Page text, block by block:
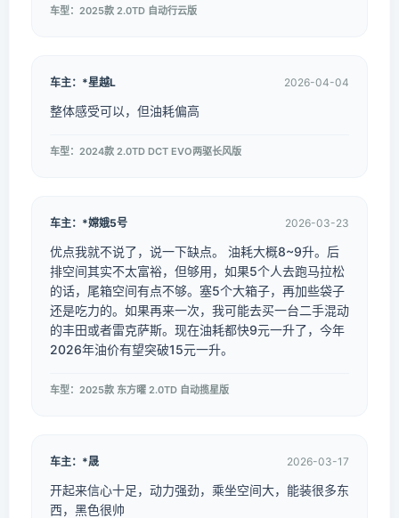
车型：2025款 2.0TD 自动行云版
车主：*星越L 2026-04-04
整体感受可以，但油耗偏高
车型：2024款 2.0TD DCT EVO两驱长风版
车主：*嫦娥5号 2026-03-23
优点我就不说了，说一下缺点。 油耗大概8~9升。后
排空间其实不太富裕，但够用，如果5个人去跑马拉松
的话，尾箱空间有点不够。塞5个大箱子，再加些袋子
还是吃力的。如果再来一次，我可能去买一台二手混动
的丰田或者雷克萨斯。现在油耗都快9元一升了，今年
2026年油价有望突破15元一升。
车型：2025款 东方曜 2.0TD 自动揽星版
车主：*晟 2026-03-17
开起来信心十足，动力强劲，乘坐空间大，能装很多东
西，黑色很帅